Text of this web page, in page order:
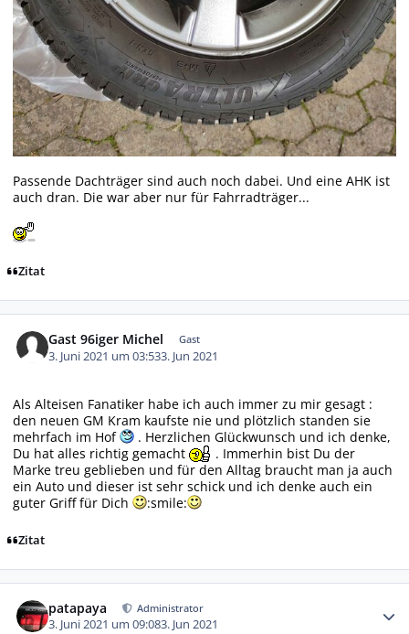
Passende Dachträger sind auch noch dabei. Und eine AHK ist
auch dran. Die war aber nur für Fahrradträger...
Zitat
Gast 96iger Michel Gast
3. Juni 2021 um 03:533. Jun 2021
Als Alteisen Fanatiker habe ich auch immer zu mir gesagt :
den neuen GM Kram kaufste nie und plötzlich standen sie
mehrfach im Hof
. Herzlichen Glückwunsch und ich denke,
Du hat alles richtig gemacht
. Immerhin bist Du der
Marke treu geblieben und für den Alltag braucht man ja auch
ein Auto und dieser ist sehr schick und ich denke auch ein
guter Griff für Dich
:smile:
Zitat
patapaya Administrator
3. Juni 2021 um 09:083. Jun 2021